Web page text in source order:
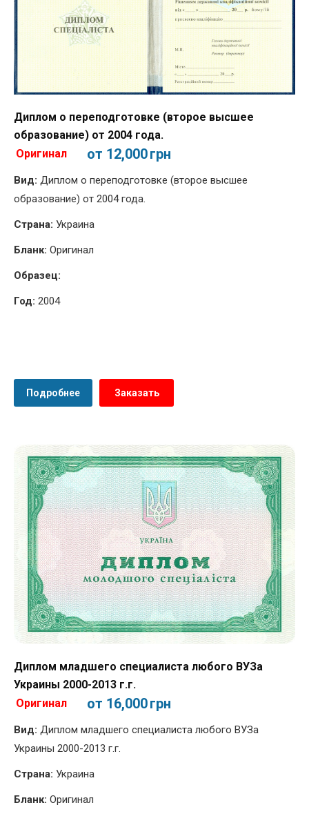
Диплом о переподготовке (второе высшее
образование) от 2004 года.
Оригинал
от 12,000грн
Вид: Диплом о переподготовке (второе высшее
образование) от 2004 года.
Страна: Украина
Бланк: Оригинал
Образец:
Год: 2004
Подробнее Заказать
Диплом младшего специалиста любого ВУЗа
Украины 2000-2013 г.г.
Оригинал
от 16,000грн
Вид: Диплом младшего специалиста любого ВУЗа
Украины 2000-2013 г.г.
Страна: Украина
Бланк: Оригинал